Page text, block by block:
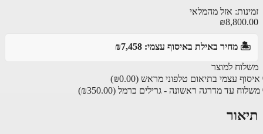
אזל מהמלאי
מחיר באילת באיסוף עצמי: ₪7,458
למוצר
עצמי בתיאום טלפוני מראש(₪0.00)
עד מדרגה ראשונה - גרילים כרמל(₪350.00)